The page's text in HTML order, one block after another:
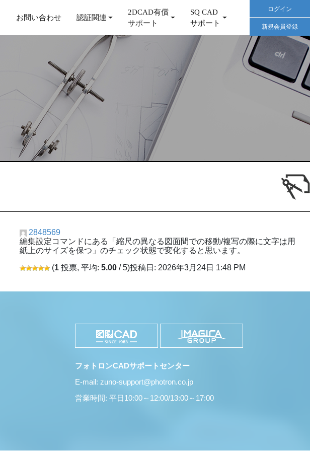
お問い合わせ 認証関連
2DCAD有償
サポート
SQ CAD
サポート
ログイン
新規会員登録
2848569
編集設定コマンドにある「縮尺の異なる図面間での移動/複写の際に文字は用
紙上のサイズを保つ」のチェック状態で変化すると思います。
(1 投票, 平均:5.00 / 5)投稿日: 2026年3月24日 1:48 PM
フォトロンCADサポートセンター
E-mail: zuno-support@photron.co.jp
営業時間: 平日10:00～12:00/13:00～17:00